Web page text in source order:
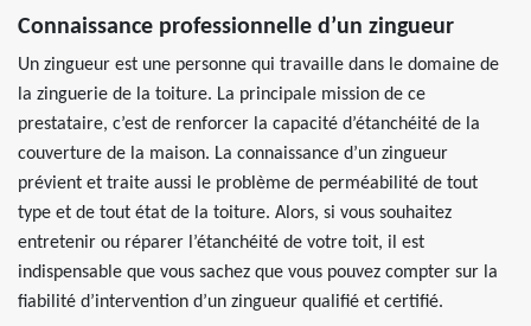
Connaissance professionnelle d’un zingueur
Un zingueur est une personne qui travaille dans le domaine de
la zinguerie de la toiture. La principale mission de ce
prestataire, c’est de renforcer la capacité d’étanchéité de la
couverture de la maison. La connaissance d’un zingueur
prévient et traite aussi le problème de perméabilité de tout
type et de tout état de la toiture. Alors, si vous souhaitez
entretenir ou réparer l’étanchéité de votre toit, il est
indispensable que vous sachez que vous pouvez compter sur la
fiabilité d’intervention d’un zingueur qualifié et certifié.